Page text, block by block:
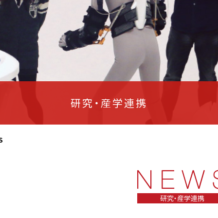
研究・産学連携
研究・産学連携